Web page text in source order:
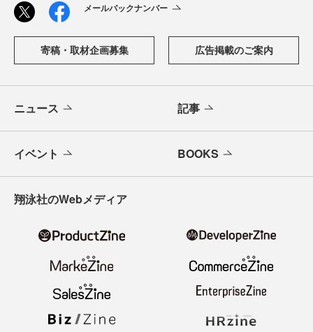
メールバックナンバー
寄稿・取材企画募集 広告掲載のご案内
ニュース 記事
イベント BOOKS
翔泳社のWebメディア